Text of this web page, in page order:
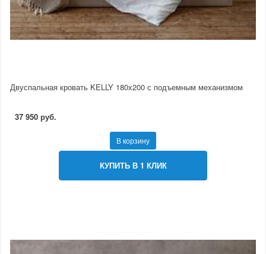
Двуспальная кровать KELLY 180х200 с подъемным механизмом
37 950 руб.
В корзину
КУПИТЬ В 1 КЛИК